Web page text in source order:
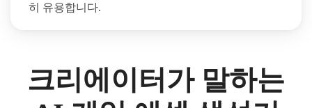
히 유용합니다.
크리에이터가 말하는